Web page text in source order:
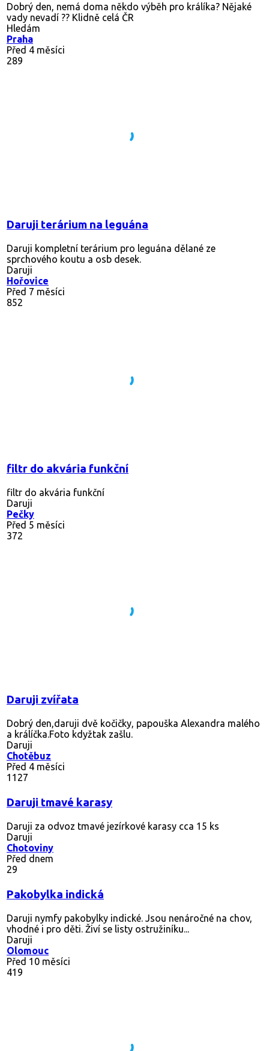
Dobrý den, nemá doma někdo výběh pro králíka? Nějaké
vady nevadí ?? Klidně celá ČR
Hledám
Praha
Před 4 měsíci
289
Daruji terárium na leguána
Daruji kompletní terárium pro leguána dělané ze
sprchového koutu a osb desek.
Daruji
Hořovice
Před 7 měsíci
852
filtr do akvária funkční
filtr do akvária funkční
Daruji
Pečky
Před 5 měsíci
372
Daruji zvířata
Dobrý den,daruji dvě kočičky, papouška Alexandra malého
a králíčka.Foto kdyžtak zašlu.
Daruji
Chotěbuz
Před 4 měsíci
1127
Daruji tmavé karasy
Daruji za odvoz tmavé jezírkové karasy cca 15 ks
Daruji
Chotoviny
Před dnem
29
Pakobylka indická
Daruji nymfy pakobylky indické. Jsou nenáročné na chov,
vhodné i pro děti. Živí se listy ostružiníku...
Daruji
Olomouc
Před 10 měsíci
419